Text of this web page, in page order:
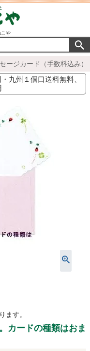
こや
ージカード（手数料込み
九州１個口送料無料、
ます。
カードの種類はおま